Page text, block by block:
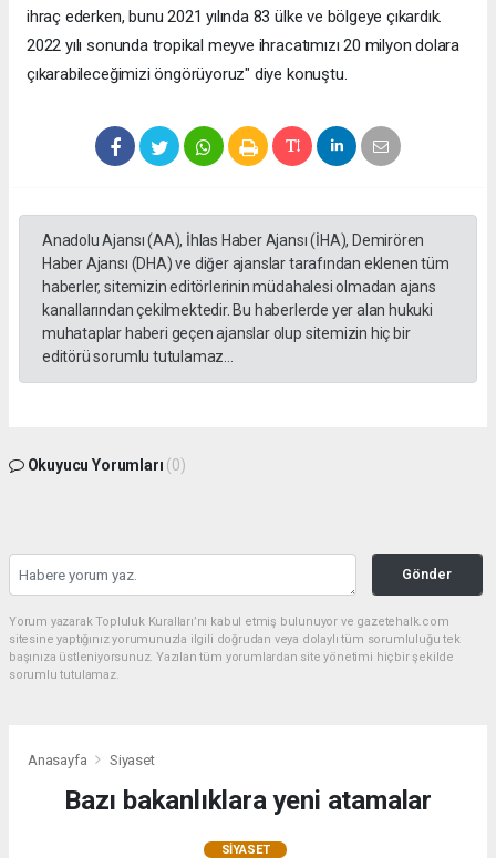
ihraç ederken, bunu 2021 yılında 83 ülke ve bölgeye çıkardık.
2022 yılı sonunda tropikal meyve ihracatımızı 20 milyon dolara
çıkarabileceğimizi öngörüyoruz" diye konuştu.
Anadolu Ajansı (AA), İhlas Haber Ajansı (İHA), Demirören
Haber Ajansı (DHA) ve diğer ajanslar tarafından eklenen tüm
haberler, sitemizin editörlerinin müdahalesi olmadan ajans
kanallarından çekilmektedir. Bu haberlerde yer alan hukuki
muhataplar haberi geçen ajanslar olup sitemizin hiç bir
editörü sorumlu tutulamaz...
Okuyucu Yorumları (0)
Gönder
Yorum yazarak Topluluk Kuralları’nı kabul etmiş bulunuyor ve gazetehalk.com
sitesine yaptığınız yorumunuzla ilgili doğrudan veya dolaylı tüm sorumluluğu tek
başınıza üstleniyorsunuz. Yazılan tüm yorumlardan site yönetimi hiçbir şekilde
sorumlu tutulamaz.
Anasayfa Siyaset
Bazı bakanlıklara yeni atamalar
SIYASET